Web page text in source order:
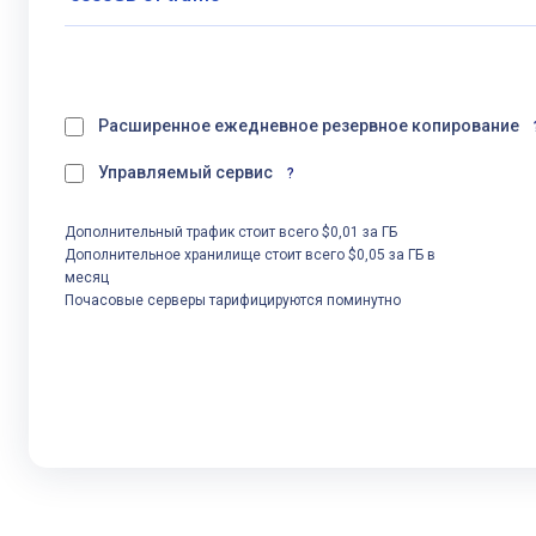
Расширенное ежедневное резервное копирование
Управляемый сервис ?
Дополнительный трафик стоит всего $0,01 за ГБ
Дополнительное хранилище стоит всего $0,05 за ГБ в
месяц
Почасовые серверы тарифицируются поминутно